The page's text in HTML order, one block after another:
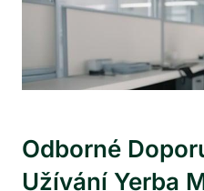
Odborné
Užívání Yerba